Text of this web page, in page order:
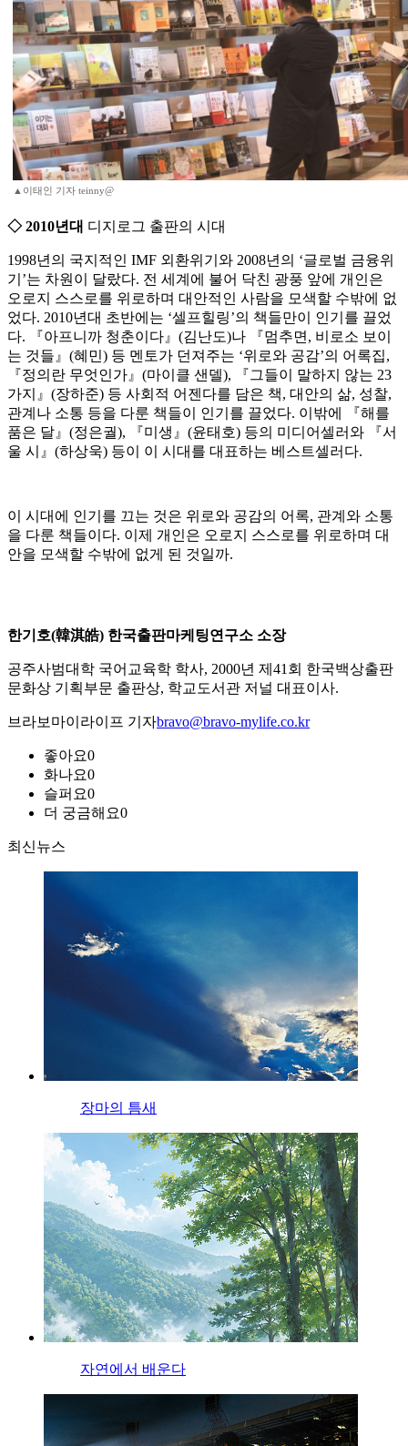
▲이태인 기자 teinny@
◇ 2010년대 디지로그 출판의 시대
1998년의 국지적인 IMF 외환위기와 2008년의 ‘글로벌 금융위
기’는 차원이 달랐다. 전 세계에 불어 닥친 광풍 앞에 개인은
오로지 스스로를 위로하며 대안적인 사람을 모색할 수밖에 없
었다. 2010년대 초반에는 ‘셀프힐링’의 책들만이 인기를 끌었
다. 『아프니까 청춘이다』(김난도)나 『멈추면, 비로소 보이
는 것들』(혜민) 등 멘토가 던져주는 ‘위로와 공감’의 어록집,
『정의란 무엇인가』(마이클 샌델), 『그들이 말하지 않는 23
가지』(장하준) 등 사회적 어젠다를 담은 책, 대안의 삶, 성찰,
관계나 소통 등을 다룬 책들이 인기를 끌었다. 이밖에 『해를
품은 달』(정은궐), 『미생』(윤태호) 등의 미디어셀러와 『서
울 시』(하상욱) 등이 이 시대를 대표하는 베스트셀러다.
이 시대에 인기를 끄는 것은 위로와 공감의 어록, 관계와 소통
을 다룬 책들이다. 이제 개인은 오로지 스스로를 위로하며 대
안을 모색할 수밖에 없게 된 것일까.
한기호(韓淇皓) 한국출판마케팅연구소 소장
공주사범대학 국어교육학 학사, 2000년 제41회 한국백상출판
문화상 기획부문 출판상, 학교도서관 저널 대표이사.
브라보마이라이프 기자bravo@bravo-mylife.co.kr
좋아요0
화나요0
슬퍼요0
더 궁금해요0
최신뉴스
장마의 틈새
자연에서 배운다